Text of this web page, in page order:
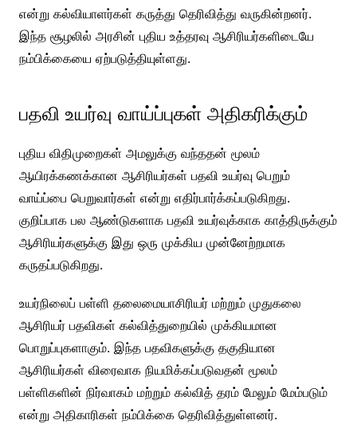
என்று கல்வியாளர்கள் கருத்து தெரிவித்து வருகின்றனர்.
இந்த சூழலில் அரசின் புதிய உத்தரவு ஆசிரியர்களிடையே
நம்பிக்கையை ஏற்படுத்தியுள்ளது.
பதவி உயர்வு வாய்ப்புகள் அதிகரிக்கும்
புதிய விதிமுறைகள் அமலுக்கு வந்ததன் மூலம்
ஆயிரக்கணக்கான ஆசிரியர்கள் பதவி உயர்வு பெறும்
வாய்ப்பை பெறுவார்கள் என்று எதிர்பார்க்கப்படுகிறது.
குறிப்பாக பல ஆண்டுகளாக பதவி உயர்வுக்காக காத்திருக்கும்
ஆசிரியர்களுக்கு இது ஒரு முக்கிய முன்னேற்றமாக
கருதப்படுகிறது.
உயர்நிலைப் பள்ளி தலைமையாசிரியர் மற்றும் முதுகலை
ஆசிரியர் பதவிகள் கல்வித்துறையில் முக்கியமான
பொறுப்புகளாகும். இந்த பதவிகளுக்கு தகுதியான
ஆசிரியர்கள் விரைவாக நியமிக்கப்படுவதன் மூலம்
பள்ளிகளின் நிர்வாகம் மற்றும் கல்வித் தரம் மேலும் மேம்படும்
என்று அதிகாரிகள் நம்பிக்கை தெரிவித்துள்ளனர்.